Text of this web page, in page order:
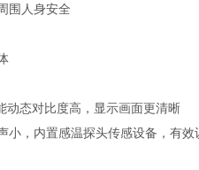
围人身安全
动态对比度高，显示画面更清晰
，内置感温探头传感设备，有